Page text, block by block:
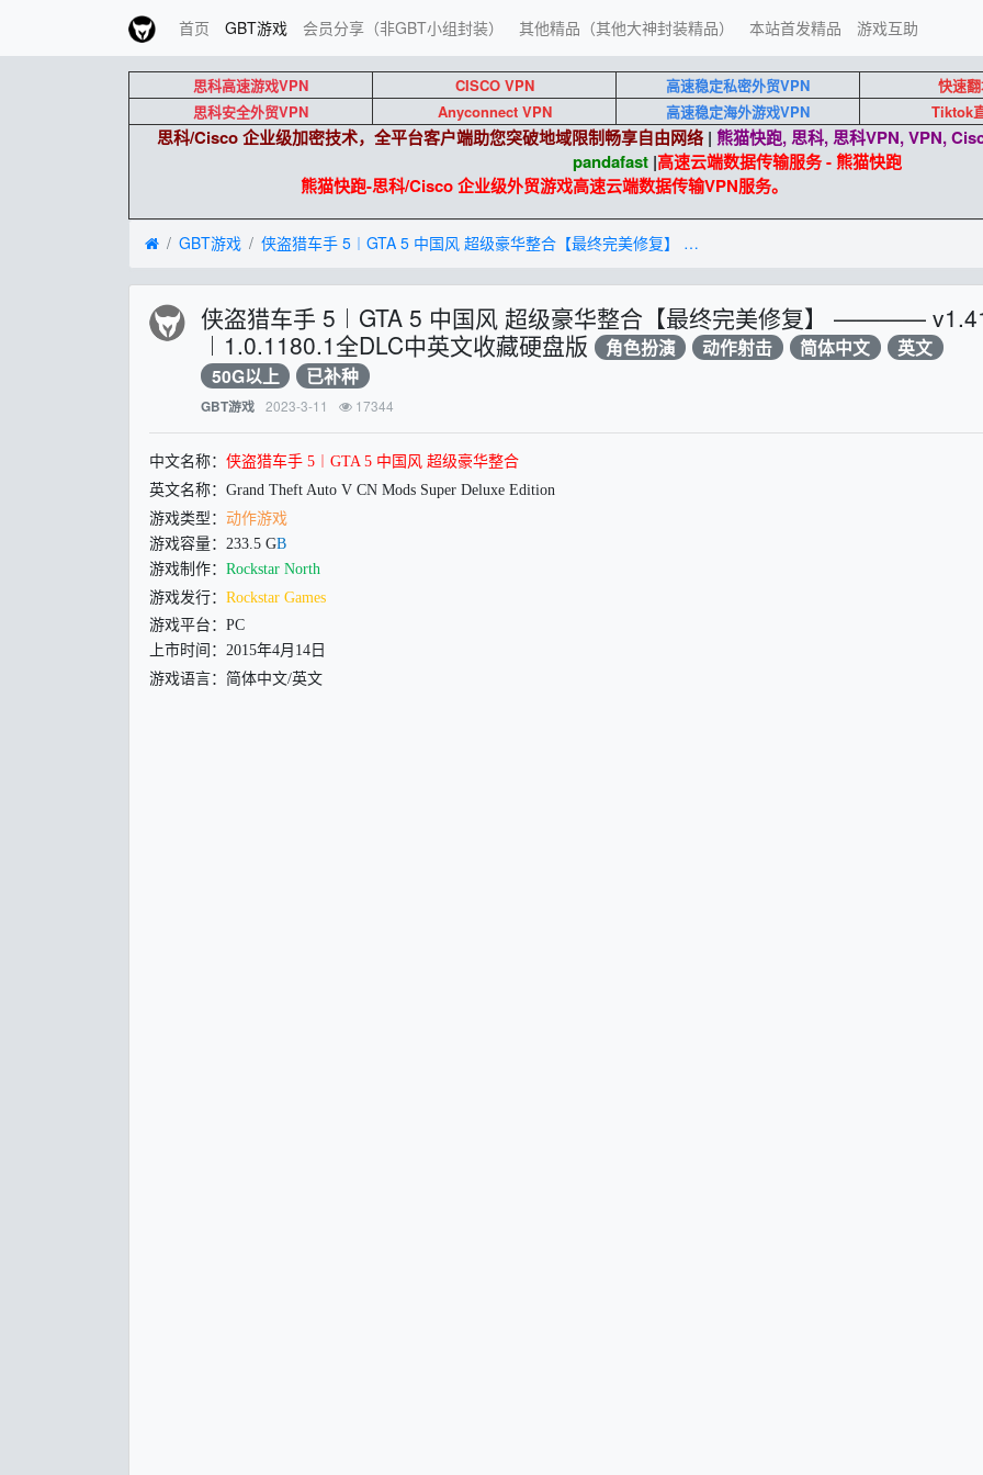
首页 GBT游戏 会员分享（非GBT小组封装） 其他精品（其他大神封装精品） 本站首发精品 游戏互助
思科高速游戏VPN CISCO VPN 高速稳定私密外贸VPN
快速
思科安全外贸VPN
Anyconnect VPN 高速稳定海外游戏VPN Tiktok
思科/Cisco 企业级加密技术，全平台客户端助您突破地域限制畅享自由网络| 熊猫快跑, 思科, 思科VPN, VPN,
pandafast |高速云端数据传输服务 - 熊猫快跑
熊猫快跑-思科/Cisco 企业级外贸游戏高速云端数据传输VPN服务。
GBT游戏 侠盗猎车手 5︱GTA 5 中国风 超级豪华整合【最终完美修复】 ———— v1.41︱1.0.1180.1全DLC中英文收藏硬盘版
侠盗猎车手 5︱GTA 5 中国风 超级豪华整合【最终完美修复】 ————
︱1.0.1180.1全DLC中英文收藏硬盘版 角色扮演 动作射击 简体中文
英文
50G以上
已补种
GBT游戏 2023-3-11 17344
中文名称： 侠盗猎车手 5︱GTA 5 中国风 超级豪华整合
英文名称：Grand Theft Auto V CN Mods Super Deluxe Edition
游戏类型： 动作游戏
游戏容量：233.5 GB
游戏制作： Rockstar North
游戏发行： Rockstar Games
游戏平台：PC
上市时间：2015年4月14日
游戏语言：简体中文/英文